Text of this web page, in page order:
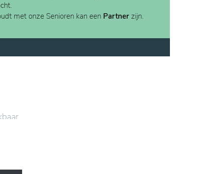
met onze Senioren kan een Partner zijn.